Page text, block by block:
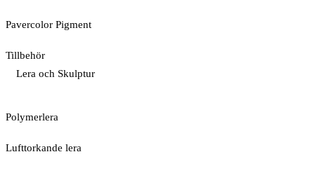
Pavercolor Pigment
Tillbehör
Lera och Skulptur
Polymerlera
Lufttorkande lera